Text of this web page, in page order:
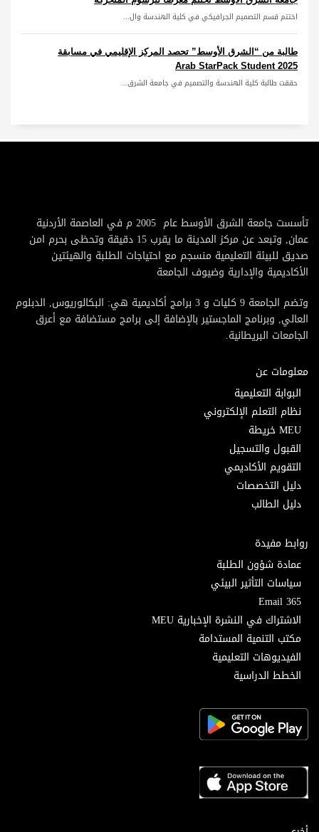
اختتم قسم التصميم الجرافيكي في كلية الهندسة وال...
طالبة من “الشرق الأوسط” تحصد المركز الإقليمي في مسابقة
Arab StarPack Student 2025
حققت طالبة كلية الهندسة والتصميم في جامعة الشرق...
تأسست جامعة الشرق الأوسط عام 2005 م في العاصمة الأردنية
عمان, وتبعد عن مركز المدينة ما يقرب 15 دقيقة وتحظى بحرم امن
صديق للبيئة التعليمية منسجم مع احتياجات الطلبة والهيئتين
الأكاديمية والإدارية وضيوف الجامعة
وتضم الجامعة 9 كليات و 3 برامج أكاديمية هي: البكالوريوس, الدبلوم
العالي, وبرنامج الماجستير بالإضافة إلى برامج مستضافة مع أعرق
الجامعات البريطانية.
معلومات عن
البوابة التعليمية
نظام التعلم الإلكتروني
MEU خريطة
القبول والتسجيل
التقويم الأكاديمي
دليل التخصصات
دليل الطالب
روابط مفيدة
عمادة شؤون الطلبة
سياسات التأثير البيئي
Email 365
الاشتراك في النشرة الإخبارية MEU
مكتب التنمية المستدامة
الفيديوهات التعليمية
الخطط الدراسية